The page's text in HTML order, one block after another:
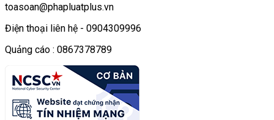
toasoan@phapluatplus.vn
Điện thoại liên hệ - 0904309996
Quảng cáo : 0867378789